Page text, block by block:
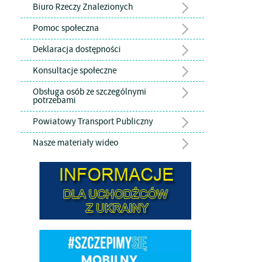
Biuro Rzeczy Znalezionych
Pomoc społeczna
Deklaracja dostępności
Konsultacje społeczne
Obsługa osób ze szczególnymi
potrzebami
Powiatowy Transport Publiczny
Nasze materiały wideo